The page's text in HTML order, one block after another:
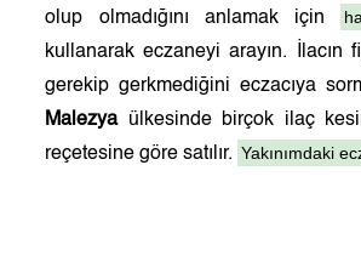
olup olmadığını anlamak için
kullanarak eczaneyi arayın. İlacın
gerekip gerkmediğini eczacıya
Malezyaülkesinde birçok ilaç
reçetesine göre satılır. Yakınımdaki